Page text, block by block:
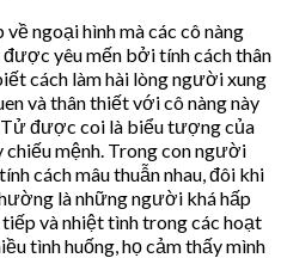
ngoại hình mà các cô nàng
yêu mến bởi tính cách thân
cách làm hài lòng người xung
và thân thiết với cô nàng này
Tử được coi là biểu tượng của
mệnh. Trong con người
cách mâu thuẫn nhau, đôi khi
là những người khá hấp
và nhiệt tình trong các hoạt
tình huống, họ cảm thấy mình